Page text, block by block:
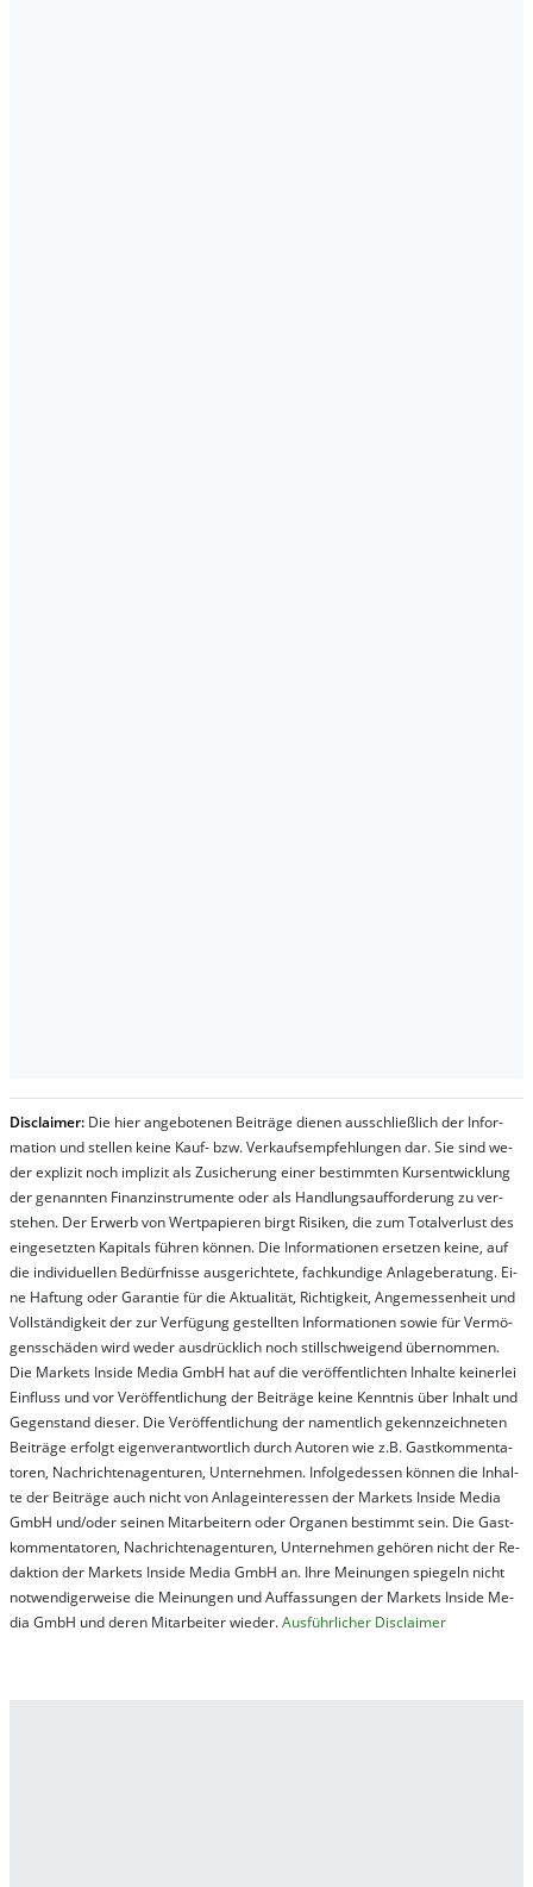
Dis­clai­mer: Die hier an­ge­bo­te­nen Bei­trä­ge die­nen aus­schließ­lich der In­for­
ma­t­ion und stel­len kei­ne Kauf- bzw. Ver­kaufs­em­pfeh­lung­en dar. Sie sind we­
der ex­pli­zit noch im­pli­zit als Zu­sich­er­ung ei­ner be­stim­mt­en Kurs­ent­wick­lung
der ge­nan­nt­en Fi­nanz­in­stru­men­te oder als Handl­ungs­auf­for­der­ung zu ver­
steh­en. Der Er­werb von Wert­pa­pier­en birgt Ri­si­ken, die zum To­tal­ver­lust des
ein­ge­setz­ten Ka­pi­tals füh­ren kön­nen. Die In­for­ma­tion­en er­setz­en kei­ne, auf
die in­di­vi­du­el­len Be­dür­fnis­se aus­ge­rich­te­te, fach­kun­di­ge An­la­ge­be­ra­tung. Ei­
ne Haf­tung oder Ga­ran­tie für die Ak­tu­ali­tät, Rich­tig­keit, An­ge­mes­sen­heit und
Vol­lständ­ig­keit der zur Ver­fü­gung ge­stel­lt­en In­for­ma­tion­en so­wie für Ver­mö­
gens­schä­den wird we­der aus­drück­lich noch stil­lschwei­gend über­nom­men.
Die Mar­kets In­side Me­dia GmbH hat auf die ver­öf­fent­lich­ten In­hal­te kei­ner­lei
Ein­fluss und vor Ver­öf­fent­lich­ung der Bei­trä­ge kei­ne Ken­nt­nis über In­halt und
Ge­gen­stand die­ser. Die Ver­öf­fent­lich­ung der na­ment­lich ge­kenn­zeich­net­en
Bei­trä­ge er­folgt ei­gen­ver­ant­wort­lich durch Au­tor­en wie z.B. Gast­kom­men­ta­
tor­en, Nach­richt­en­ag­en­tur­en, Un­ter­neh­men. In­fol­ge­des­sen kön­nen die In­hal­
te der Bei­trä­ge auch nicht von An­la­ge­in­te­res­sen der Mar­kets In­side Me­dia
GmbH und/oder sei­nen Mit­ar­bei­tern oder Or­ga­nen be­stim­mt sein. Die Gast­
kom­men­ta­tor­en, Nach­rich­ten­ag­en­tur­en, Un­ter­neh­men ge­hör­en nicht der Re­
dak­tion der Mar­kets In­side Me­dia GmbH an. Ihre Mei­nung­en spie­geln nicht
not­wen­di­ger­wei­se die Mei­nung­en und Auf­fas­sung­en der Mar­kets In­side Me­
dia GmbH und de­ren Mit­ar­bei­ter wie­der.Aus­führ­lich­er Dis­clai­mer